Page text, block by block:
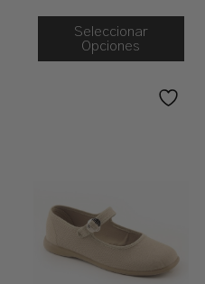
Seleccionar
Opciones